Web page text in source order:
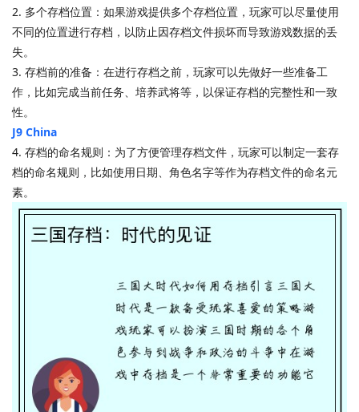
2. 多个存档位置：如果游戏提供多个存档位置，玩家可以尽量使用
不同的位置进行存档，以防止因存档文件损坏而导致游戏数据的丢
失。
3. 存档前的准备：在进行存档之前，玩家可以先做好一些准备工
作，比如完成当前任务、培养武将等，以保证存档的完整性和一致
性。
J9 China
4. 存档的命名规则：为了方便管理存档文件，玩家可以制定一套存
档的命名规则，比如使用日期、角色名字等作为存档文件的命名元
素。